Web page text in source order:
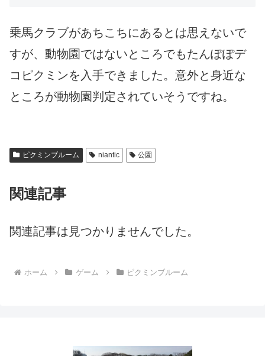
乗馬クラブがあちこちにあるとは思えないで
すが、動物園ではないところでもたんぽぽデ
コピクミンを入手できました。意外と身近な
ところが動物園判定されていそうですね。
ピクミンブルーム niantic 公園
関連記事
関連記事は見つかりませんでした。
ホーム ゲーム ピクミンブルーム